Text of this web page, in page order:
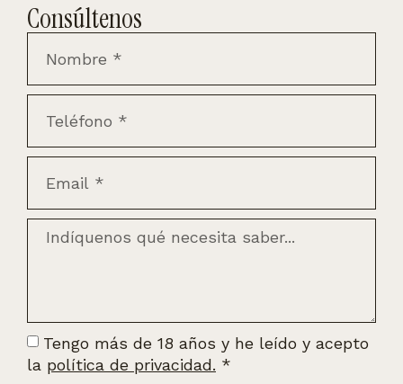
Consúltenos
Tengo más de 18 años y he leído y acepto
la política de privacidad. *